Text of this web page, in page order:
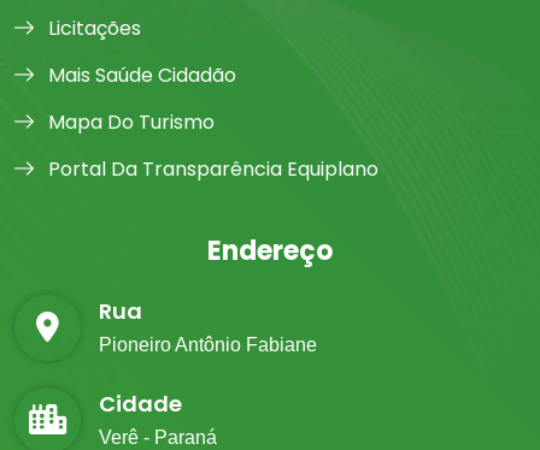
Licitações
Mais Saúde Cidadão
Mapa Do Turismo
Portal Da Transparência Equiplano
Endereço
Rua
Pioneiro Antônio Fabiane
Cidade
Verê - Paraná